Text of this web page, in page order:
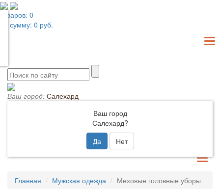
товаров: 0
на сумму: 0 руб.
Ваш город: Салехард
Ваш город
Салехард?
Да
Нет
Главная Мужская одежда Меховые головные уборы